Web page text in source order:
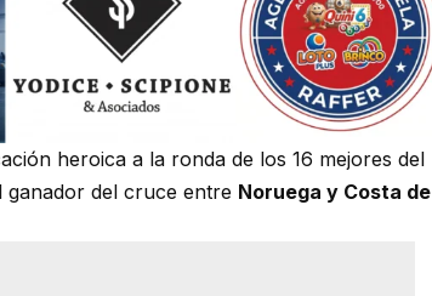
heroica a la ronda de los 16 mejores del
ganador del cruce entre Noruega y Costa de